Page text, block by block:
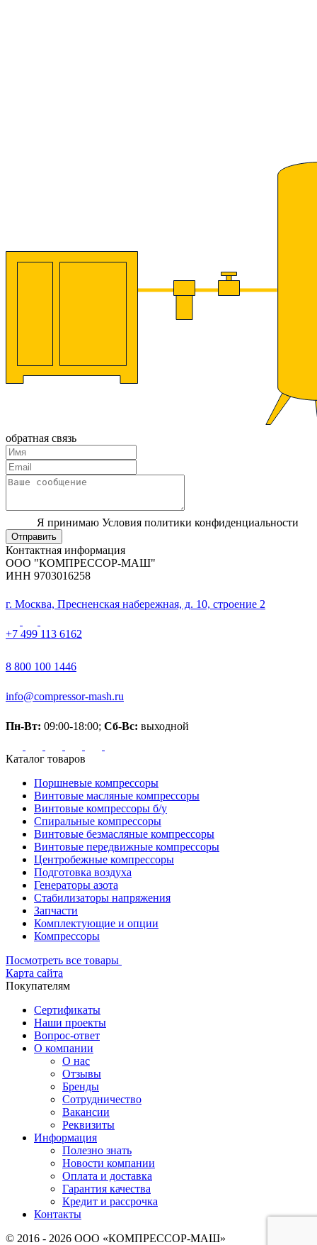
обратная связь
Я принимаю Условия политики конфиденциальности
Отправить
Контактная информация
ООО "КОМПРЕССОР-МАШ"
ИНН 9703016258
г. Москва, Пресненская набережная, д. 10, строение 2
+7 499 113 6162
8 800 100 1446
info@compressor-mash.ru
Пн-Вт: 09:00-18:00; Сб-Вс: выходной
Каталог товаров
Поршневые компрессоры
Винтовые масляные компрессоры
Винтовые компрессоры б/у
Спиральные компрессоры
Винтовые безмасляные компрессоры
Винтовые передвижные компрессоры
Центробежные компрессоры
Подготовка воздуха
Генераторы азота
Стабилизаторы напряжения
Запчасти
Комплектующие и опции
Компрессоры
Посмотреть все товары
Карта сайта
Покупателям
Сертификаты
Наши проекты
Вопрос-ответ
О компании
О нас
Отзывы
Бренды
Сотрудничество
Вакансии
Реквизиты
Информация
Полезно знать
Новости компании
Оплата и доставка
Гарантия качества
Кредит и рассрочка
Контакты
© 2016 - 2026 ООО «КОМПРЕССОР-МАШ»